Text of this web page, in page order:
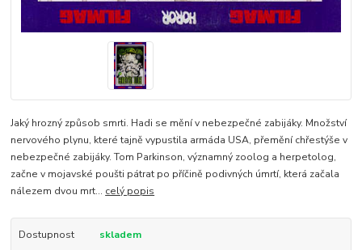
Jaký hrozný způsob smrti. Hadi se mění v nebezpečné zabijáky. Množství
nervového plynu, které tajně vypustila armáda USA, přemění chřestýše v
nebezpečné zabijáky. Tom Parkinson, významný zoolog a herpetolog,
začne v mojavské poušti pátrat po příčině podivných úmrtí, která začala
nálezem dvou mrt... celý popis
Dostupnost
skladem